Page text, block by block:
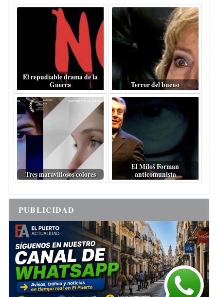
El repudiable drama de la
Guerra
Terror del bueno
Tres maravillosos colores
El Miloš Forman
anticomunista
PUBLICIDAD